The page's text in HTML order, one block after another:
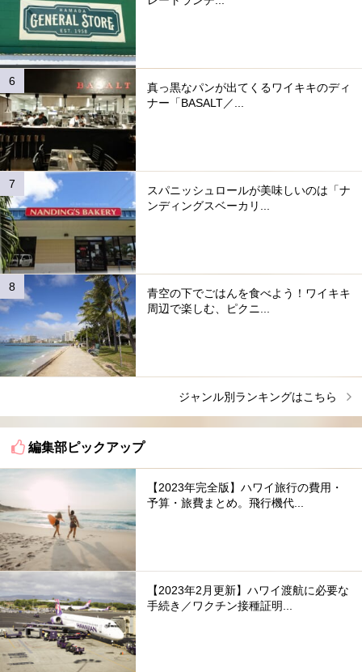
真っ黒なパンが出てくるワイキキのディ
ナー「BASALT／...
スパニッシュロールが美味しいのは「ナ
ンディングスベーカリ...
青空の下でごはんを食べよう！ワイキキ
周辺で楽しむ、ピクニ...
ジャンル別ランキングはこちら
編集部ピックアップ
【2023年完全版】ハワイ旅行の費用・
予算・旅費まとめ。飛行機代...
【2023年2月更新】ハワイ渡航に必要な
手続き／ワクチン接種証明...